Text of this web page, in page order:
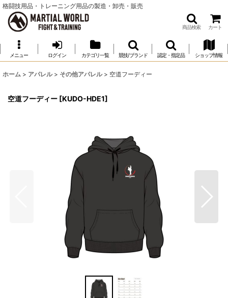
格闘技用品・トレーニング用品の製造・卸売・販売
商品検索 カート
メニュー ログイン カテゴリ一覧 競技/ブランド 認定・指定品 ショップ情報
ホーム > アパレル > その他アパレル > 空道フーディー
空道フーディー [KUDO-HDE1]